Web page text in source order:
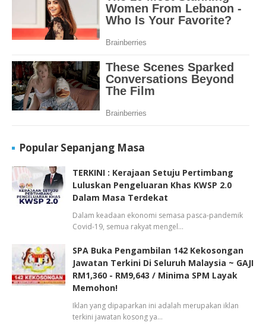
Popular Sepanjang Masa
TERKINI : Kerajaan Setuju Pertimbang
Luluskan Pengeluaran Khas KWSP 2.0
Dalam Masa Terdekat
Dalam keadaan ekonomi semasa pasca-pandemik
Covid-19, semua rakyat mengel…
SPA Buka Pengambilan 142 Kekosongan
Jawatan Terkini Di Seluruh Malaysia ~ GAJI
RM1,360 - RM9,643 / Minima SPM Layak
Memohon!
Iklan yang dipaparkan ini adalah merupakan iklan
terkini jawatan kosong ya…